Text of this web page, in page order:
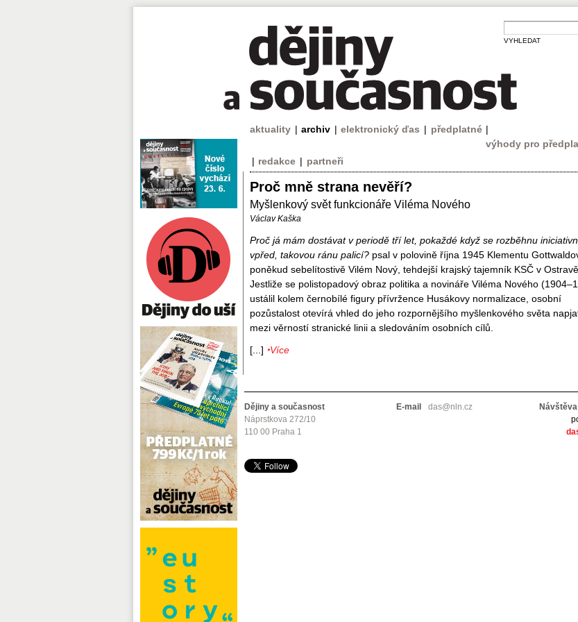
aktuality | archiv | elektronický ďas | předplatné |
výhody pro
| redakce | partneři
VYHLEDAT
Proč mně strana nevěří?
Myšlenkový svět funkcionáře Viléma Nového
Václav Kaška
Proč já mám dostávat v periodě tří let, pokaždé když se rozběhnu
vpřed, takovou ránu palicí? psal v polovině října 1945 Klementu
poněkud sebelítostivě Vilém Nový, tehdejší krajský tajemník KSČ v Ostravě.
Jestliže se polistopadový obraz politika a novináře Viléma Nového
ustálil kolem černobílé figury přívržence Husákovy normalizace, osobní
pozůstalost otevírá vhled do jeho rozpornějšího myšlenkového světa
mezi věrností stranické linii a sledováním osobních cílů.
[...] ‣Více
Dějiny a současnost
Náprstkova 272/10
110 00 Praha 1
E-mail das@nln.cz